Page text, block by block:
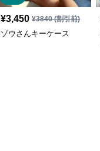
¥3,450 ¥3840(割引前)
ゾウさんキーケース